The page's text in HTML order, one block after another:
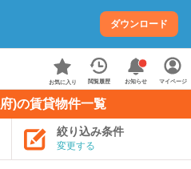
ダウンロード
お気に入り 閲覧履歴 お知らせ マイページ
)の賃貸物件一覧
絞り込み条件
変更する